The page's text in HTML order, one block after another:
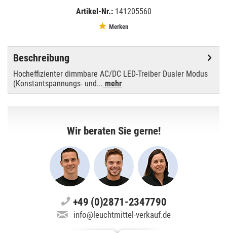
Artikel-Nr.: 141205560
Merken
Beschreibung
Hocheffizienter dimmbare AC/DC LED-Treiber Dualer Modus
(Konstantspannungs- und... mehr
Wir beraten Sie gerne!
+49 (0)2871-2347790
info@leuchtmittel-verkauf.de